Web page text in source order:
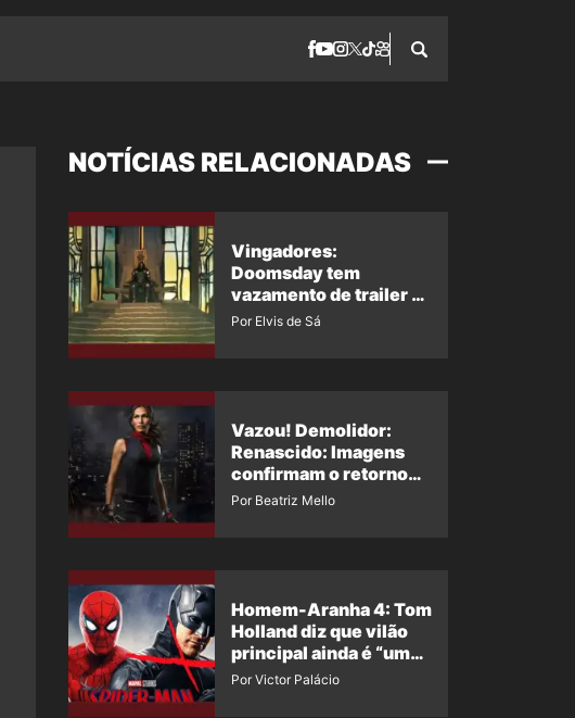
NOTÍCIAS RELACIONADAS
Vingadores:
Doomsday tem
vazamento de trailer e
fãs esperam versão
Por Elvis de Sá
Vazou! Demolidor:
Renascido: Imagens
confirmam o retorno
de Elektra
Por Beatriz Mello
Homem-Aranha 4: Tom
Holland diz que vilão
principal ainda é “um
grande segredo”
Por Victor Palácio